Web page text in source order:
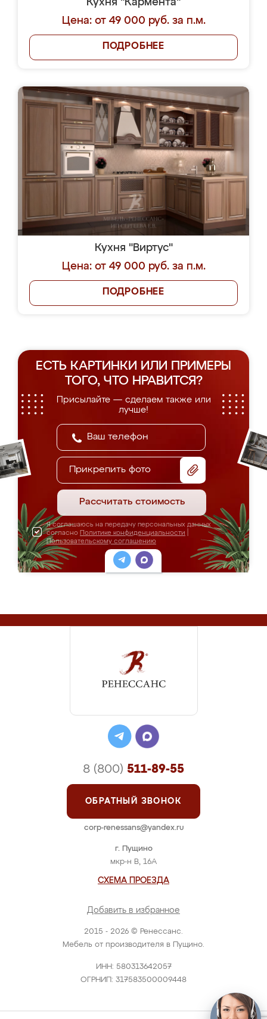
Кухня "Кармента"
Цена: от 49 000 руб. за п.м.
ПОДРОБНЕЕ
Кухня "Виртус"
Цена: от 49 000 руб. за п.м.
ПОДРОБНЕЕ
ЕСТЬ КАРТИНКИ ИЛИ ПРИМЕРЫ
ТОГО, ЧТО НРАВИТСЯ?
Присылайте — сделаем также или
лучше!
Прикрепить фото
Рассчитать стоимость
Я соглашаюсь на передачу персональных данных
согласно Политике конфиденциальности
Пользовательскому соглашению
2015 - 2026 © Ренессанс.
Мебель от производителя в Пущино.
ИНН: 580313642057
ОГРНИП: 317583500009448
г. Пущино
мкр-н В, 16А
СХЕМА ПРОЕЗДА
Добавить в избранное
8 (800) 511-89-55
ОБРАТНЫЙ ЗВОНОК
corp-renessans@yandex.ru